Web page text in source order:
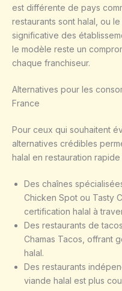
est différente de pays
restaurants sont halal, ou
significative des
le modèle reste un
chaque franchiseur.
Alternatives pour les
France
Pour ceux qui souhaitent
alternatives crédibles
halal en restauration rapide
Des chaînes
Chicken Spot ou Tasty
certification halal à
Des restaurants de
Chamas Tacos, offrant
halal.
Des restaurants
viande halal est plus